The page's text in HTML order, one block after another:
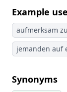
Example use
aufmerksam
jemanden auf
Synonyms